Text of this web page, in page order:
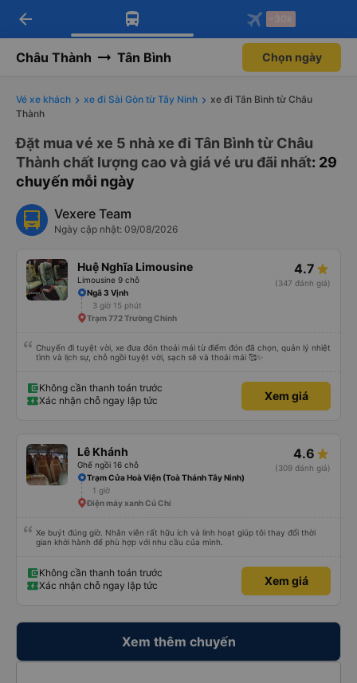
Tải app Vexere ngay!
Nhận ưu đãi thành viên độc
Mở app
Tải app Vexere
-30k/ghế khi đặt vé máy bay qua
Mở app
arrow_back -30k
Châu Thành Tân Bình Chọn ngày
Vé xe khách xe đi Sài Gòn từ Tây Ninh
xe đi Tân Bình từ Châu
Thành
Đặt mua vé xe 5 nhà xe đi Tân Bình từ Châu
Thành chất lượng cao và giá vé ưu đãi nhất: 29
chuyến mỗi ngày
Vexere Team
Ngày cập nhật: 09/08/2026
Huệ Nghĩa Limousine
Limousine 9 chỗ
4.7
(347 đánh giá)
Ngã 3 Vịnh
3 giờ 15 phút
Trạm 772 Trường Chinh
Chuyến đi tuyệt vời, xe đưa đón thoải mái từ điểm đón đã chọn, quản lý nhiệt
tình và lịch sự, chỗ ngồi tuyệt vời, sạch sẽ và thoải mái 🥰✨
Không cần thanh toán trước
Xác nhận chỗ ngay lập tức
Xem giá
Lê Khánh
Ghế ngồi 16 chỗ
4.6
(309 đánh giá)
Trạm Cửa Hoà Viện (Toà Thánh Tây Ninh)
1 giờ
Điện máy xanh Củ Chi
Xe buýt đúng giờ. Nhân viên rất hữu ích và linh hoạt giúp tôi thay đổi thời
gian khởi hành để phù hợp với nhu cầu của mình.
Không cần thanh toán trước
Xác nhận chỗ ngay lập tức
Xem giá
Xem thêm chuyến